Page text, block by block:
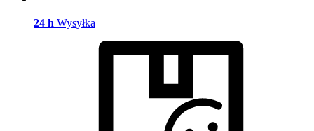
24 h Wysyłka